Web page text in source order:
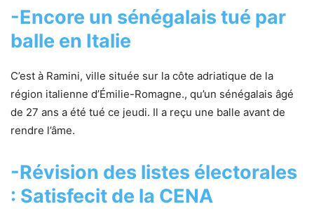
-Encore un sénégalais tué par
balle en Italie
C’est à Ramini, ville située sur la côte adriatique de la
région italienne d’Émilie-Romagne., qu’un sénégalais âgé
de 27 ans a été tué ce jeudi. Il a reçu une balle avant de
rendre l’âme.
-Révision des listes électorales
: Satisfecit de la CENA